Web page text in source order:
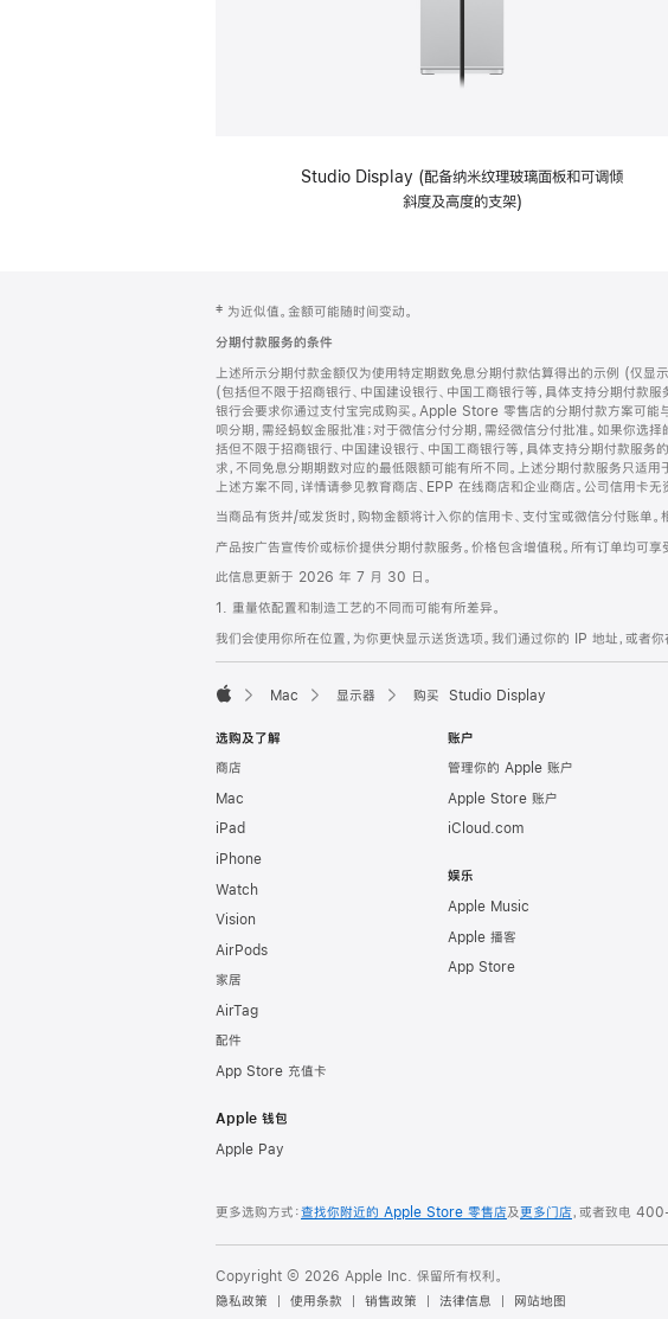
Studio Display (配备纳米纹理玻璃面板和可调倾
斜度及高度的支架)
页
脚
注
‡ 为近似值。金额可能随时间变动。
分期付款服务的条件
上述所示分期付款金额仅为使用特定期数免息分期付款估算得出的示例 (仅显
(包括但不限于招商银行、中国建设银行、中国工商银行等，具体支持分期付
银行会要求你通过支付宝完成购买。Apple Store 零售店的分期付款方案可
呗分期，需经蚂蚁金服批准；对于微信分付分期，需经微信分付批准。如果你
括但不限于招商银行、中国建设银行、中国工商银行等，具体支持分期付款服
求，不同免息分期期数对应的最低限额可能有所不同。上述分期付款服务只
上述方案不同，详情请参见教育商店、EPP 在线商店和企业商店。公司信用
当商品有货并/或发货时，购物金额将计入你的信用卡、支付宝或微信分付账单
产品按广告宣传价或标价提供分期付款服务。价格包含增值税。所有订单均可享
此信息更新于 2026 年 7 月 30 日。
1. 重量依配置和制造工艺的不同而可能有所差异。
我们会使用你所在位置，为你更快显示送货选项。我们通过你的 IP 地址，或者
Mac 显示器 购买 Studio Display
选购及了解
商店
Mac
iPad
iPhone
Watch
Vision
AirPods
家居
AirTag
配件
App Store 充值卡
Apple 钱包
Apple Pay
账户
管理你的 Apple 账户
Apple Store 账户
iCloud.com
娱乐
Apple Music
Apple 播客
App Store
更多选购方式：查找你附近的 Apple Store 零售店及更多门店，或者致电
Copyright © 2026 Apple Inc. 保留所有权利。
隐私政策
使用条款 销售政策 法律信息 网站地图